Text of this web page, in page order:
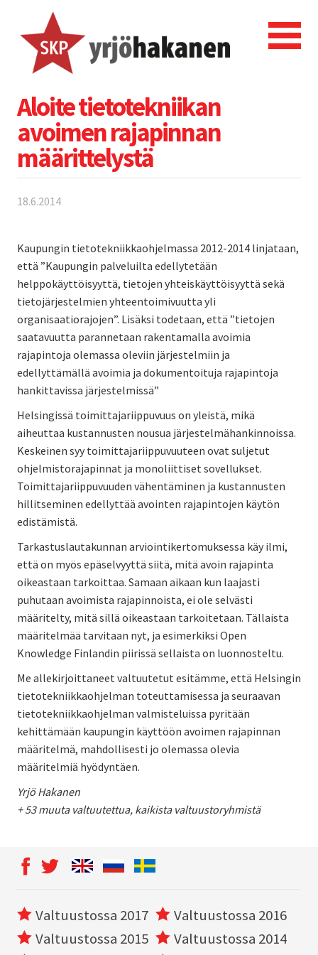
Aloite tietotekniikan
avoimen rajapinnan
määrittelystä
18.6.2014
Kaupungin tietotekniikkaohjelmassa 2012-2014 linjataan,
että ”Kaupungin palveluilta edellytetään
helppokäyttöisyyttä, tietojen yhteiskäyttöisyyttä sekä
tietojärjestelmien yhteentoimivuutta yli
organisaatiorajojen”. Lisäksi todetaan, että ”tietojen
saatavuutta parannetaan rakentamalla avoimia
rajapintoja olemassa oleviin järjestelmiin ja
edellyttämällä avoimia ja dokumentoituja rajapintoja
hankittavissa järjestelmissä”
Helsingissä toimittajariippuvuus on yleistä, mikä
aiheuttaa kustannusten nousua järjestelmähankinnoissa.
Keskeinen syy toimittajariippuvuuteen ovat suljetut
ohjelmistorajapinnat ja monoliittiset sovellukset.
Toimittajariippuvuuden vähentäminen ja kustannusten
hillitseminen edellyttää avointen rajapintojen käytön
edistämistä.
Tarkastuslautakunnan arviointikertomuksessa käy ilmi,
että on myös epäselvyyttä siitä, mitä avoin rajapinta
oikeastaan tarkoittaa. Samaan aikaan kun laajasti
puhutaan avoimista rajapinnoista, ei ole selvästi
määritelty, mitä sillä oikeastaan tarkoitetaan. Tällaista
määritelmää tarvitaan nyt, ja esimerkiksi Open
Knowledge Finlandin piirissä sellaista on luonnosteltu.
Me allekirjoittaneet valtuutetut esitämme, että Helsingin
tietotekniikkaohjelman toteuttamisessa ja seuraavan
tietotekniikkaohjelman valmisteluissa pyritään
kehittämään kaupungin käyttöön avoimen rajapinnan
määritelmä, mahdollisesti jo olemassa olevia
määritelmiä hyödyntäen.
Yrjö Hakanen
+ 53 muuta valtuutettua, kaikista valtuustoryhmistä
Valtuustossa 2017
Valtuustossa 2016
Valtuustossa 2015
Valtuustossa 2014